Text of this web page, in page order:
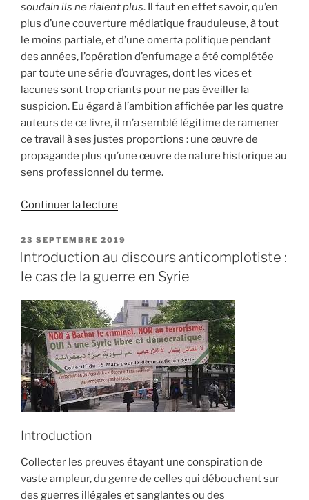
soudain ils ne riaient plus. Il faut en effet savoir, qu’en
plus d’une couverture médiatique frauduleuse, à tout
le moins partiale, et d’une omerta politique pendant
des années, l’opération d’enfumage a été complétée
par toute une série d’ouvrages, dont les vices et
lacunes sont trop criants pour ne pas éveiller la
suspicion. Eu égard à l’ambition affichée par les quatre
auteurs de ce livre, il m’a semblé légitime de ramener
ce travail à ses justes proportions : une œuvre de
propagande plus qu’une œuvre de nature historique au
sens professionnel du terme.
Continuer la lecture
ouvrage
anticomplotiste
le
massacre
de
Charlie
Hebdo »
PUBLIÉ
LE
23 SEPTEMBRE 2019
Introduction au discours anticomplotiste :
le cas de la guerre en Syrie
Introduction
Collecter les preuves étayant une conspiration de
vaste ampleur, du genre de celles qui débouchent sur
des guerres illégales et sanglantes ou des